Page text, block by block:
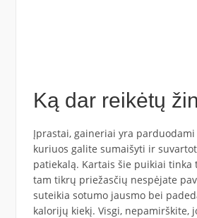
Ką dar reikėtų
Įprastai, gaineriai yra
kuriuos galite sumaišyti ir
patiekalą. Kartais šie puikiai tinka
tam tikrų priežasčių nespėjate
suteikia sotumo jausmo bei
kalorijų kiekį. Visgi, nepamirškite,